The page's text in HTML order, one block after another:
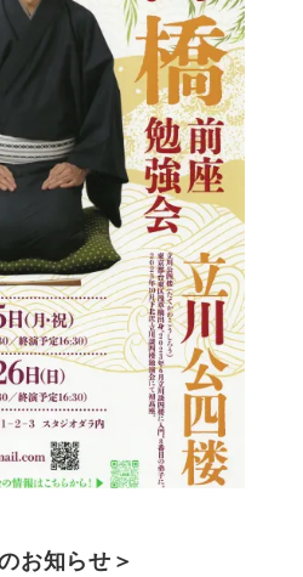
お知らせ＞